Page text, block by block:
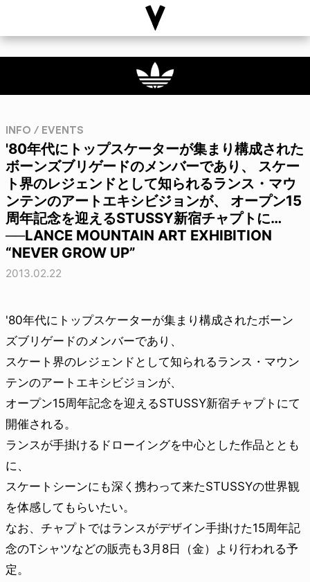
INFO / EVENTS
'80年代にトップスケーターが集まり構成された
ボーンズブリゲードのメンバーであり、 スケー
ト界のレジェンドとして知られるランス・マウ
ンテンのアートエキシビジョンが、 オープン15
周年記念を迎えるSTUSSY新宿チャプトに…
──LANCE MOUNTAIN ART EXHIBITION
“NEVER GROW UP”
2013.02.22
'80年代にトップスケーターが集まり構成されたボーン
ズブリゲードのメンバーであり、
スケート界のレジェンドとして知られるランス・マウン
テンのアートエキシビジョンが、
オープン15周年記念を迎えるSTUSSY新宿チャプトにて
開催される。
ランスが手掛けるドローイングを中心とした作品ととも
に、
スケートシーンにも深く携わって来たSTUSSYの世界観
を体感してもらいたい。
なお、チャプトではランスがデザイン手掛けた15周年記
念のTシャツなどの販売も3月8日（金）より行われる予
定。